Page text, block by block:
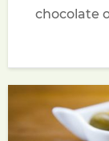
chocolate